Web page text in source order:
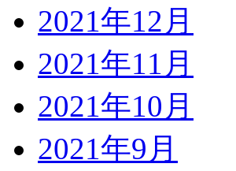
2021年12月
2021年11月
2021年10月
2021年9月